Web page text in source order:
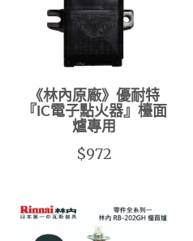
《林內原廠》優耐特
『IC電子點火器』檯面
爐專用
$972